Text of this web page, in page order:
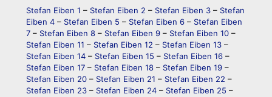
Stefan Eiben 1 – Stefan Eiben 2 – Stefan Eiben 3 – Stefan
Eiben 4 – Stefan Eiben 5 – Stefan Eiben 6 – Stefan Eiben
7 – Stefan Eiben 8 – Stefan Eiben 9 – Stefan Eiben 10 –
Stefan Eiben 11 – Stefan Eiben 12 – Stefan Eiben 13 –
Stefan Eiben 14 – Stefan Eiben 15 – Stefan Eiben 16 –
Stefan Eiben 17 – Stefan Eiben 18 – Stefan Eiben 19 –
Stefan Eiben 20 – Stefan Eiben 21 – Stefan Eiben 22 –
Stefan Eiben 23 – Stefan Eiben 24 – Stefan Eiben 25 –